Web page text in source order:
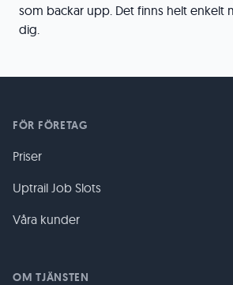
som backar upp. Det finns helt enkelt
dig.
FÖR FÖRETAG
Priser
Uptrail Job Slots
Våra kunder
OM TJÄNSTEN